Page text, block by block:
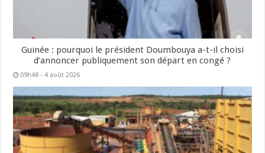
Guinée : pourquoi le président Doumbouya a-t-il choisi
d’annoncer publiquement son départ en congé ?
09h48 - 4 août 2026